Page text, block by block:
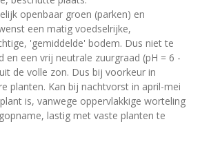
openbaar groen (parken) en
een matig voedselrijke,
'gemiddelde' bodem. Dus niet te
en een vrij neutrale zuurgraad (pH = 6 -
de volle zon. Dus bij voorkeur in
planten. Kan bij nachtvorst in april-mei
is, vanwege oppervlakkige worteling
lastig met vaste planten te